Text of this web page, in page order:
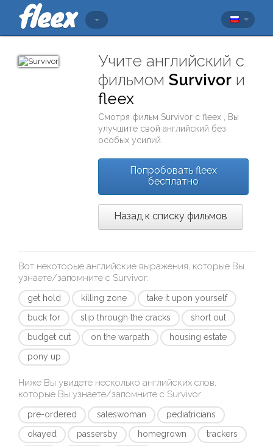
Учите английский с
фильмомSurvivor и
fleex
Смотря фильм Survivor сfleex
, Вы
улучшите свой английский без
особых усилий.
Попробовать fleex
бесплатно
Назад к списку фильмов
Вот некоторые английские выражения, которые Вы
узнаете/запомните с Survivor:
get hold killing zone
take it upon yourself
buck for
slip through the cracks
short out
budget cut
on the warpath
housing estate
pony up
Ниже Вы увидете несколько английских слов,
которые Вы узнаете/запомните с Survivor:
pre-ordered saleswoman
pediatricians
okayed
passersby homegrown
trackers